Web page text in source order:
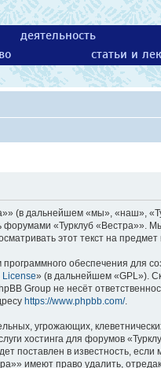
деятельность
статьи и
(в дальнейшем «мы», «наш»,
форумами «Турклуб «Вестра»».
этот текст на
обеспечения для
» (в дальнейшем «GPL»).
Group не несёт
https://www.phpbb.com/.
угрожающих,
хостинга для форумов
поставлен в известность,
имеют право удалить,